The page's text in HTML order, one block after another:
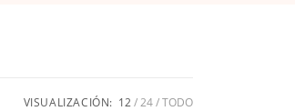
VISUALIZACIÓN: 12 24 TODO